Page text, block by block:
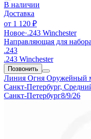
В наличии
Доставка
от 1 120 ₽
Новое·.243 Winchester
Направляющая для
.243
.243 Winchester
Позвонить
Линия Огня Оружейный
Санкт-Петербург,
Санкт-Петербург8/9/26